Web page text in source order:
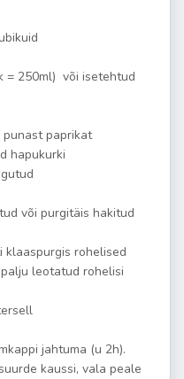
= 250ml) või isetehtud
paprikat
hapukurki
või purgitäis hakitud
rohelised
leotatud rohelisi
jahtuma (u 2h).
kaussi, vala peale